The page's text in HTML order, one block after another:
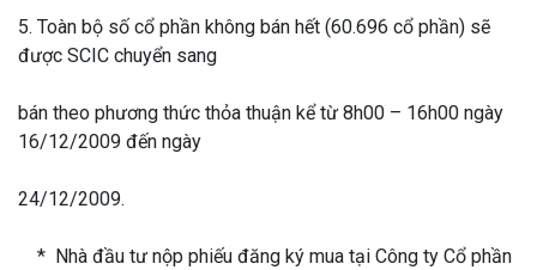
5. Toàn bộ số cổ phần không bán hết (60.696 cổ phần) sẽ
được SCIC chuyển sang
bán theo phương thức thỏa thuận kể từ 8h00 – 16h00 ngày
16/12/2009 đến ngày
24/12/2009.
* Nhà đầu tư nộp phiếu đăng ký mua tại Công ty Cổ phần